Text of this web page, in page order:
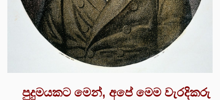
පුදුමයකට මෙන්, අපේ මෙම වැරදිකරු